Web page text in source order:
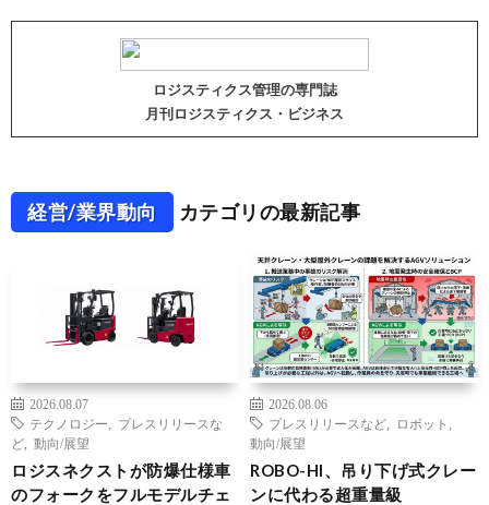
ロジスティクス管理の専門誌
月刊ロジスティクス・ビジネス
経営/業界動向 カテゴリの最新記事
2026.08.07
テクノロジー
プレスリリースな
ど
動向/展望
ロジスネクストが防爆仕様車
のフォークをフルモデルチェ
2026.08.06
プレスリリースなど
ロボット
動向/展望
ROBO-HI、吊り下げ式クレー
ンに代わる超重量級